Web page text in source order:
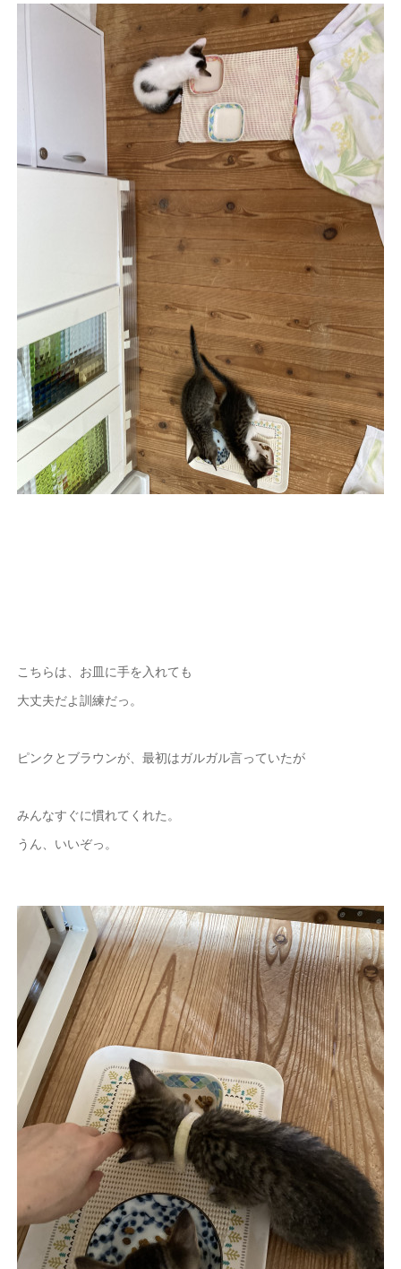
こちらは、お皿に手を入れても
大丈夫だよ訓練だっ。
ピンクとブラウンが、最初はガルガル言っていたが
みんなすぐに慣れてくれた。
うん、いいぞっ。